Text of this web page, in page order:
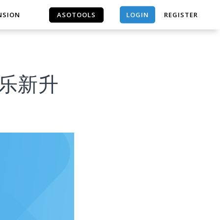
ASOTOOLS LOGIN REGISTER
新升